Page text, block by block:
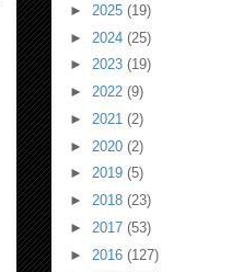
► 2025 (19)
► 2024 (25)
► 2023 (19)
► 2022 (9)
► 2021 (2)
► 2020 (2)
► 2019 (5)
► 2018 (23)
► 2017 (53)
► 2016 (127)